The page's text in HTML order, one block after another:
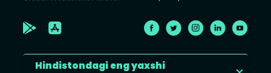
Hindistondagi eng yaxshi